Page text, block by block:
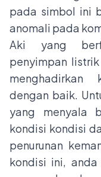
pada simbol ini
anomali pada
Aki yang
penyimpan
menghadirkan
dengan baik.
yang menyala
kondisi kondisi
penurunan
kondisi ini,